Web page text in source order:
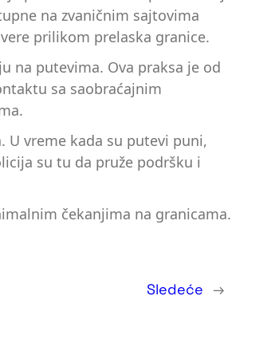
na zvaničnim sajtovima
prilikom prelaska granice.
na putevima. Ova praksa je od
sa saobraćajnim
U vreme kada su putevi puni,
su tu da pruže podršku i
čekanjima na granicama.
Sledeće →